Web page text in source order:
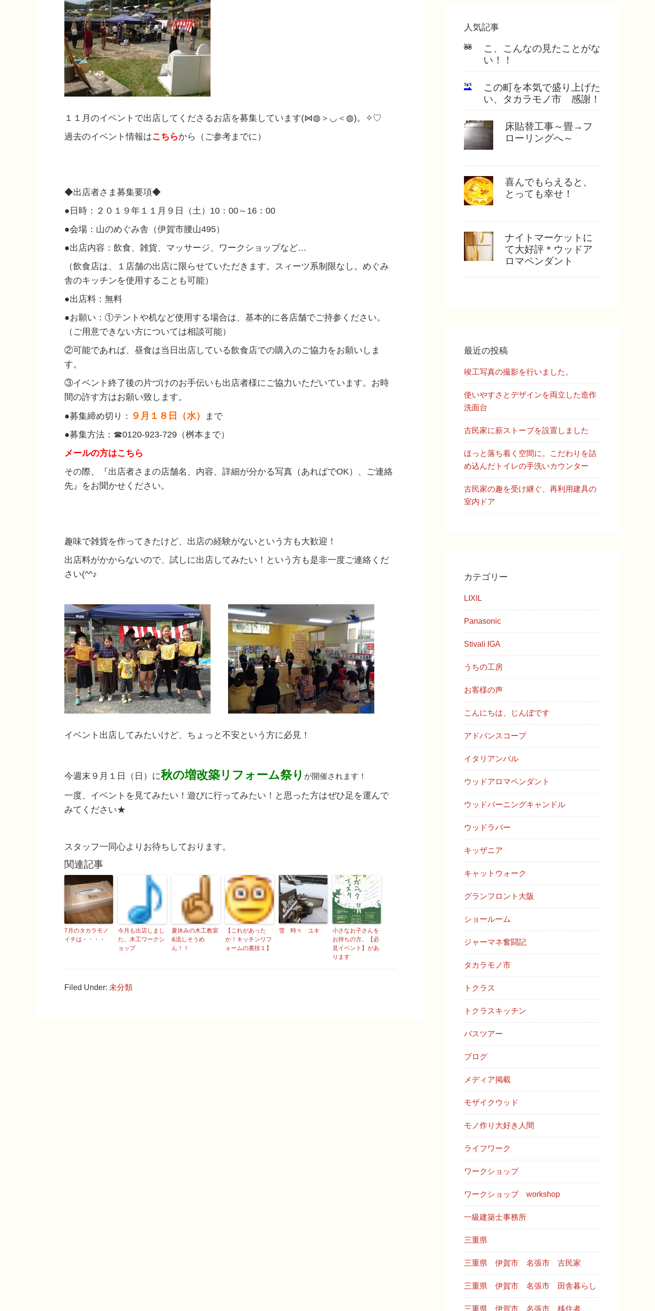
１１月のイベントで出店してくださるお店を募集しています(⋈◍＞◡＜◍)。✧♡
過去のイベント情報はこちらから（ご参考までに）
◆出店者さま募集要項◆
●日時：２０１９年１１月９日（土）10：00～16：00
●会場：山のめぐみ舎（伊賀市腰山495）
●出店内容：飲食、雑貨、マッサージ、ワークショップなど…
（飲食店は、１店舗の出店に限らせていただきます。スィーツ系制限なし。めぐみ
舎のキッチンを使用することも可能）
●出店料：無料
●お願い：①テントや机など使用する場合は、基本的に各店舗でご持参ください。
（ご用意できない方については相談可能）
②可能であれば、昼食は当日出店している飲食店での購入のご協力をお願いしま
す。
③イベント終了後の片づけのお手伝いも出店者様にご協力いただいています。お時
間の許す方はお願い致します。
●募集締め切り： ９月１８日（水）
まで
●募集方法：☎0120-923-729（桝本まで）
メールの方はこちら
その際、『出店者さまの店舗名、内容、詳細が分かる写真（あればでOK）、ご連絡
先』をお聞かせください。
趣味で雑貨を作ってきたけど、出店の経験がないという方も大歓迎！
出店料がかからないので、試しに出店してみたい！という方も是非一度ご連絡くだ
さい(^^♪
イベント出店してみたいけど、ちょっと不安という方に必見！
今週末９月１日（日）に秋の増改築リフォーム祭り が開催されます！
一度、イベントを見てみたい！遊びに行ってみたい！と思った方はぜひ足を運んで
みてください★
スタッフ一同心よりお待ちしております。
関連記事
7月のタカラモノ
イチは・・・・
今月も出店しまし
た。木工ワークシ
ョップ
夏休みの木工教室
&流しそうめ
ん！！
【これがあった
か！キッチンリフ
ォームの裏技１】
雪 時々 ユキ
小さなお子さんを
お持ちの方、【必
見イベント】があ
ります
Filed Under: 未分類
人気記事
こ、こんなの見たことがな
い！！
この町を本気で盛り上げた
い、タカラモノ市 感謝！
床貼替工事～畳→フ
ローリングへ～
喜んでもらえると、
とっても幸せ！
ナイトマーケットに
て大好評＊ウッドア
ロマペンダント
最近の投稿
竣工写真の撮影を行いました。
使いやすさとデザインを両立した造作
洗面台
古民家に薪ストーブを設置しました
ほっと落ち着く空間に。こだわりを詰
め込んだトイレの手洗いカウンター
古民家の趣を受け継ぐ、再利用建具の
室内ドア
カテゴリー
LIXIL
Panasonic
Stivali IGA
うちの工房
お客様の声
こんにちは、じんぼです
アドバンスコープ
イタリアンバル
ウッドアロマペンダント
ウッドバーニングキャンドル
ウッドラバー
キッザニア
キャットウォーク
グランフロント大阪
ショールーム
ジャーマネ奮闘記
タカラモノ市
トクラス
トクラスキッチン
バスツアー
ブログ
メディア掲載
モザイクウッド
モノ作り大好き人間
ライフワーク
ワークショップ
ワークショップ workshop
一級建築士事務所
三重県
三重県 伊賀市 名張市 古民家
三重県 伊賀市 名張市 田舎暮らし
三重県 伊賀市 名張市 移住者